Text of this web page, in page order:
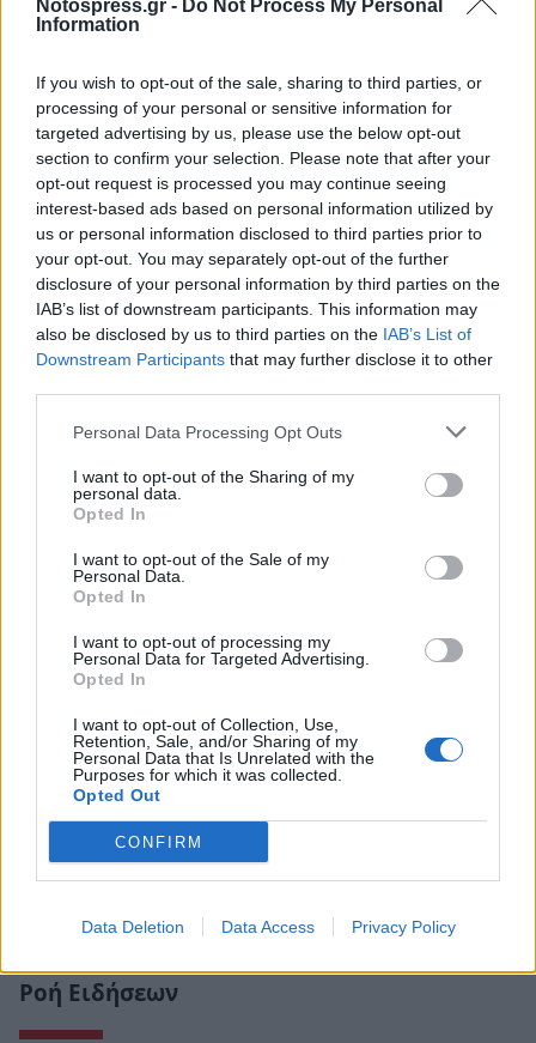
Notospress.gr - Do Not Process My Personal
Information
If you wish to opt-out of the sale, sharing to third parties, or
processing of your personal or sensitive information for
targeted advertising by us, please use the below opt-out
section to confirm your selection. Please note that after your
opt-out request is processed you may continue seeing
interest-based ads based on personal information utilized by
us or personal information disclosed to third parties prior to
your opt-out. You may separately opt-out of the further
disclosure of your personal information by third parties on the
IAB’s list of downstream participants. This information may
also be disclosed by us to third parties on the IAB’s List of
Downstream Participants that may further disclose it to other
Personal Data Processing Opt Outs
I want to opt-out of the Sharing of my
personal data.
Opted In
I want to opt-out of the Sale of my
Personal Data.
Opted In
I want to opt-out of processing my
Personal Data for Targeted Advertising.
Opted In
I want to opt-out of Collection, Use,
Retention, Sale, and/or Sharing of my
Personal Data that Is Unrelated with the
Purposes for which it was collected.
Opted Out
CONFIRM
Data Deletion Data Access Privacy Policy
Θεοδωρόπουλος Δημήτριος
Ροή Ειδήσεων